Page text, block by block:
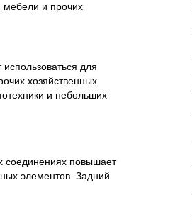
мебели и прочих
для
хозяйственных
и небольших
соединениях повышает
элементов. Задний